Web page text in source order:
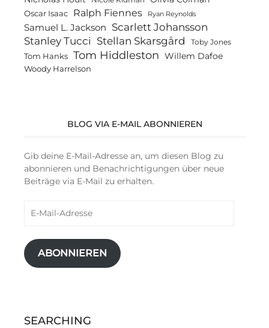
Oscar Isaac Ralph Fiennes Ryan Reynolds
Samuel L. Jackson Scarlett Johansson
Stanley Tucci Stellan Skarsgård Toby Jones
Tom Hanks Tom Hiddleston Willem Dafoe
Woody Harrelson
BLOG VIA E-MAIL ABONNIEREN
Gib deine E-Mail-Adresse an, um diesen Blog zu
abonnieren und Benachrichtigungen über neue
Beiträge via E-Mail zu erhalten.
Mail-
ABONNIEREN
SEARCHING